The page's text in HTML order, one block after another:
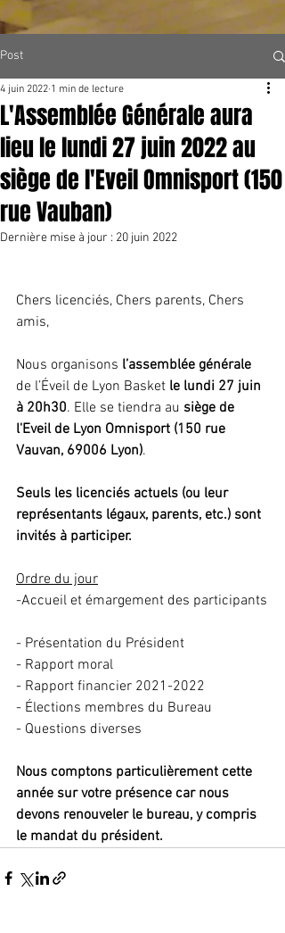
Post
L'Assemblée Générale aura
lieu le lundi 27 juin 2022 au
siège de l'Eveil Omnisport (150
rue Vauban)
4 juin 2022 1 min de lecture
Dernière mise à jour : 20 juin 2022
Chers licenciés, Chers parents, Chers
amis,
Nous organisons l’assemblée générale
de l’Éveil de Lyon Basket le lundi 27 juin
à 20h30. Elle se tiendra au siège de
l'Eveil de Lyon Omnisport (150 rue
Vauvan, 69006 Lyon).
Seuls les licenciés actuels (ou leur
représentants légaux, parents, etc.) sont
invités à participer.
Ordre du jour
-Accueil et émargement des participants
- Présentation du Président
- Rapport moral
- Rapport financier 2021-2022
- Élections membres du Bureau
- Questions diverses
Nous comptons particulièrement cette
année sur votre présence car nous
devons renouveler le bureau, y compris
le mandat du président.